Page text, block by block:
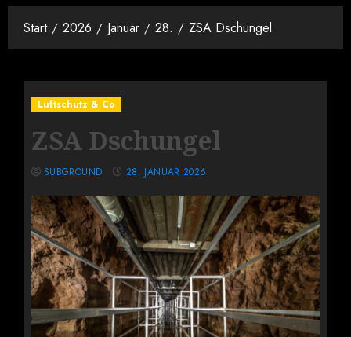
Start 2026 Januar 28. ZSA Dschungel
Luftschutz & Co
ZSA Dschungel
SUBGROUND 28. JANUAR 2026